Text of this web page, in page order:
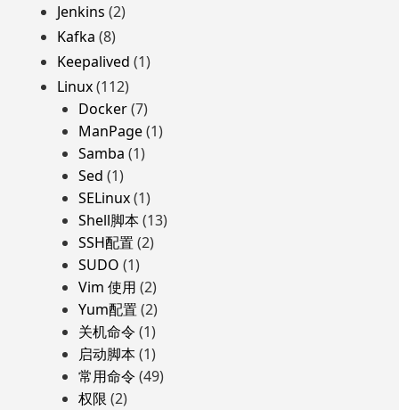
Jenkins (2)
Kafka (8)
Keepalived (1)
Linux(112)
Docker(7)
ManPage(1)
Samba (1)
Sed (1)
SELinux(1)
Shell脚本(13)
SSH配置(2)
SUDO (1)
Vim 使用 (2)
Yum配置(2)
关机命令 (1)
启动脚本(1)
常用命令 (49)
权限(2)